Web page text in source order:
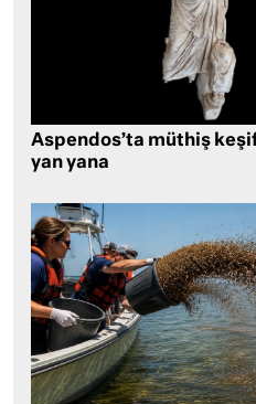
Aspendos’ta müthiş
yan yana